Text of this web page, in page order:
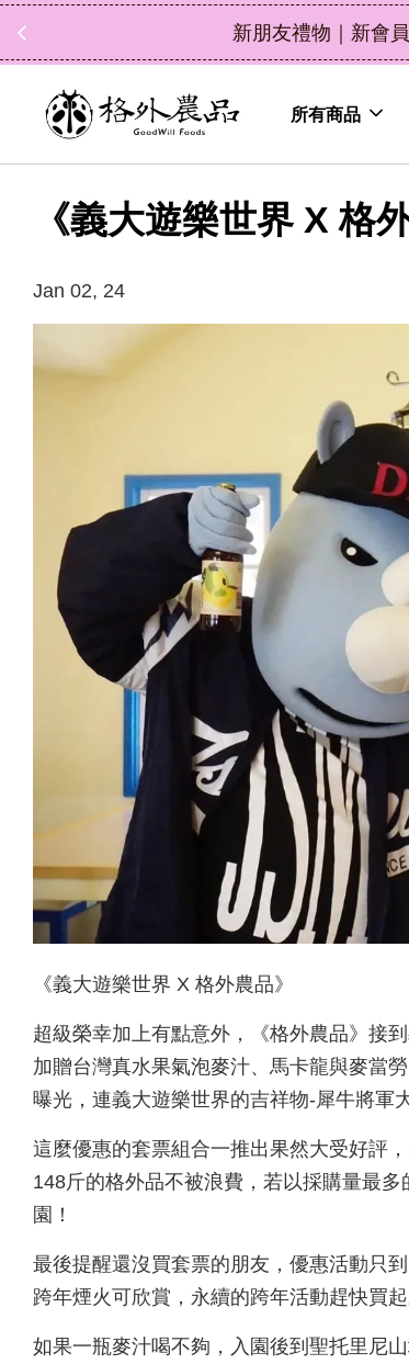
中秋禮盒新
所有商品
《義大遊樂世界 X 格
Jan 02, 24
《義大遊樂世界 X 格外農品》
超級榮幸加上有點意外，《格外農品》接
加贈台灣真水果氣泡麥汁、馬卡龍與麥當
曝光，連義大遊樂世界的吉祥物-犀牛將軍
這麼優惠的套票組合一推出果然大受好評
148斤的格外品不被浪費，若以採購量最
園！
最後提醒還沒買套票的朋友，優惠活動只
跨年煙火可欣賞，永續的跨年活動趕快買起
如果一瓶麥汁喝不夠，入園後到聖托里尼